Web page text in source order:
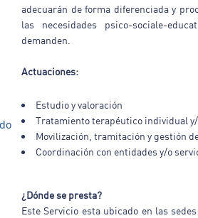
adecuarán de forma diferenciada y
las necesidades psico-sociale-
demanden.
Actuaciones:
Estudio y valoración
Tratamiento terapéutico individual
Movilización, tramitación y gestión
Coordinación con entidades y/o
¿Dónde se presta?
Este Servicio esta ubicado en las